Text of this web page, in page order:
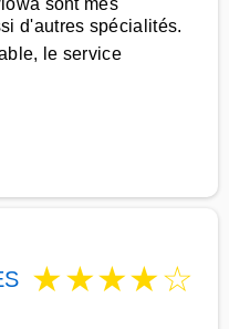
sont mes
d'autres spécialités.
le service
★★★★☆